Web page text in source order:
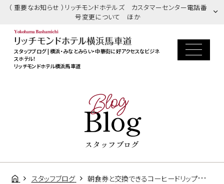
（ 重要なお知らせ ）リッチモンドホテルズ カスタマーセンター電話番
号変更について ほか
スタッフブログ | 横浜・みなとみらい・中華街に好アクセスなビジネ
スホテル！
リッチモンドホテル横浜馬車道
Blog
Blog
スタッフブログ
スタッフブログ 朝食券と交換できるコーヒードリップバック